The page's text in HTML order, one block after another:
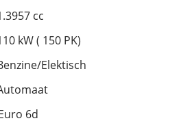
cc
kW ( 150 PK)
Elektisch
6d